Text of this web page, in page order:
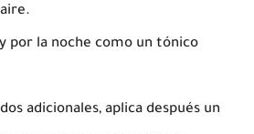
por la noche como un tónico
adicionales, aplica después un